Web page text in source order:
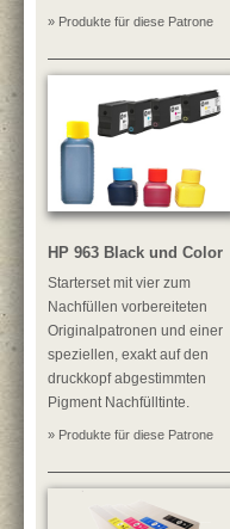
» Produkte für diese Patrone
HP 963 Black und Color
Starterset mit vier zum
Nachfüllen vorbereiteten
Originalpatronen und einer
speziellen, exakt auf den
druckkopf abgestimmten
Pigment Nachfülltinte.
» Produkte für diese Patrone